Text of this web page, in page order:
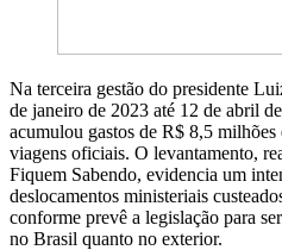
Na terceira gestão do presidente
de janeiro de 2023 até 12 de abril
acumulou gastos de R$ 8,5
viagens oficiais. O levantamento,
Fiquem Sabendo, evidencia um
deslocamentos ministeriais
conforme prevê a legislação para
no Brasil quanto no exterior.